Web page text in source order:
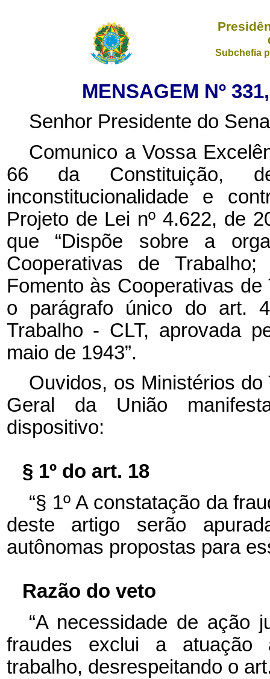
Subchefia
MENSAGEM Nº
Senhor Presidente do
Comunico a Vossa
66 da Constituição,
inconstitucionalidade e
Projeto de Lei nº 4.622, de
que “Dispõe sobre a
Cooperativas de
Fomento às Cooperativas
o parágrafo único do art.
Trabalho - CLT, aprovada
maio de 1943”.
Ouvidos, os Ministérios
Geral da União
dispositivo:
§ 1º do art. 18
“§ 1º A constatação da
deste artigo serão
autônomas propostas para
Razão do veto
“A necessidade de ação
fraudes exclui a atuação
trabalho, desrespeitando o